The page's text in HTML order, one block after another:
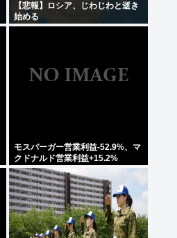
【悲報】ロシア、じわじわと逝き
始める
モスバーガー営業利益-52.9%、マ
クドナルド営業利益+15.2%